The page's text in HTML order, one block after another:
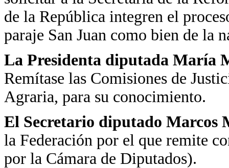
de la República integren el
paraje San Juan como bien de la
La Presidenta diputada María
Remítase las Comisiones de
Agraria, para su conocimiento.
El Secretario diputado Marcos
la Federación por el que remite
por la Cámara de Diputados).